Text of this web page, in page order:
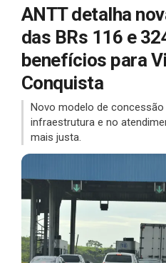
ANTT detalha
das BRs 116 e
benefícios para
Conquista
Novo modelo de
infraestrutura e no
mais justa.